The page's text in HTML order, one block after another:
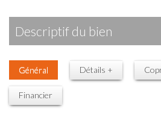
descriptif du bien
Général Détails +
Financier